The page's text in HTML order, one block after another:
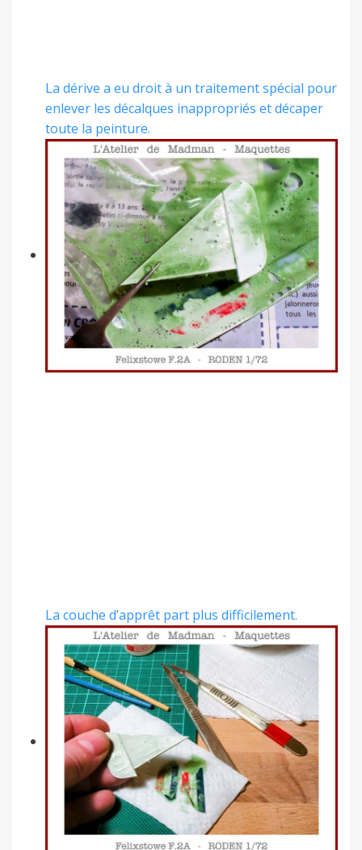
La dérive a eu droit à un traitement spécial pour
enlever les décalques inappropriés et décaper
toute la peinture.
La couche d’apprêt part plus difficilement.